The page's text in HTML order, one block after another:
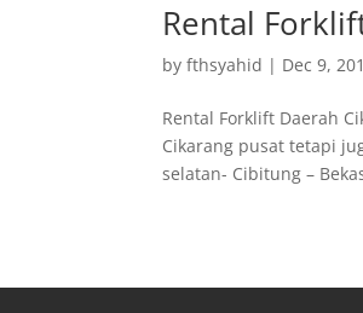
Rental
byfthsyahid | Dec 9,
Rental Forklift Daerah
Cikarang pusat tetapi
selatan- Cibitung –